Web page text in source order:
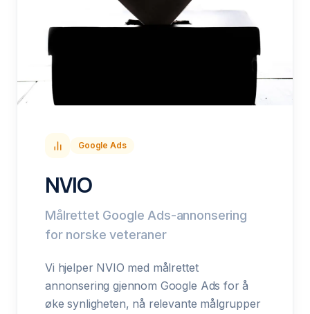
Google Ads
NVIO
Målrettet Google Ads-annonsering
for norske veteraner
Vi hjelper NVIO med målrettet
annonsering gjennom Google Ads for å
øke synligheten, nå relevante målgrupper